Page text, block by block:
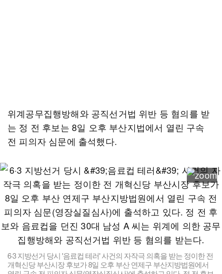
위계공무집행방해와 공직선거법 위반 등 혐의를 받
는 정 전 후보는 8일 오후 부산지법에서 열린 구속
전 피의자 심문에 출석했다.
6·3 지방선거 당시 '음료컵 테러' 사건의 자작극 의혹을 받는 정이한 전
개혁신당 부산시장 후보가 8일 오후 부산 연제구 부산지방법원에서